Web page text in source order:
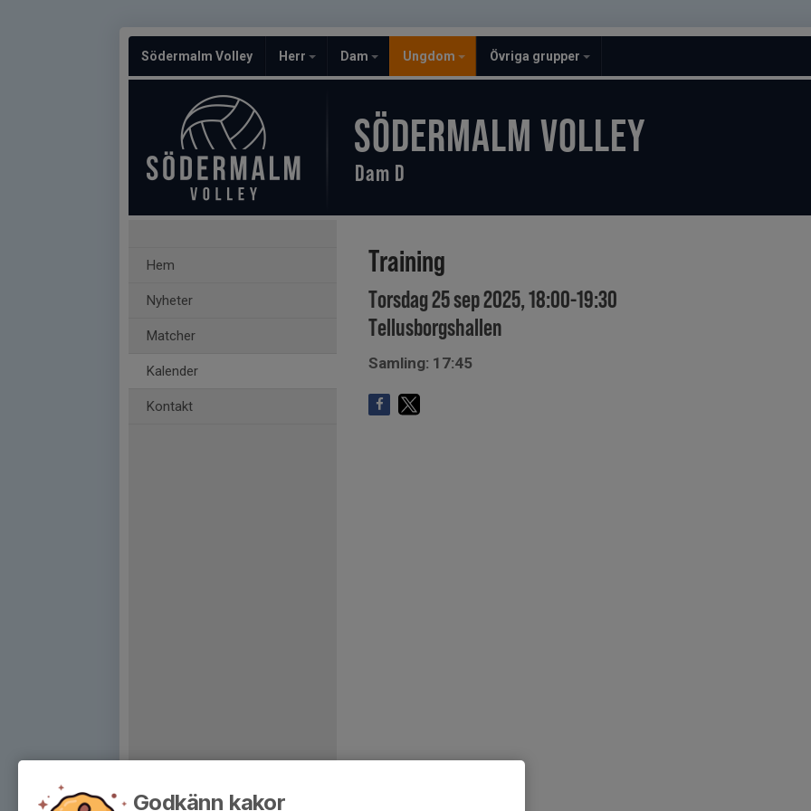
Södermalm Volley Herr Dam Ungdom Övriga grupper
SÖDERMALM VOLLEY
Dam D
Hem
Nyheter
Matcher
Kalender
Kontakt
Training
Torsdag 25 sep 2025, 18:00-19:30
Tellusborgshallen
Samling: 17:45
Godkänn kakor